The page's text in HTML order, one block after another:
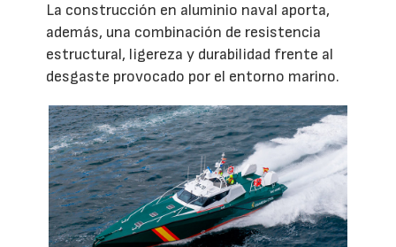
La construcción en aluminio naval aporta,
además, una combinación de resistencia
estructural, ligereza y durabilidad frente al
desgaste provocado por el entorno marino.